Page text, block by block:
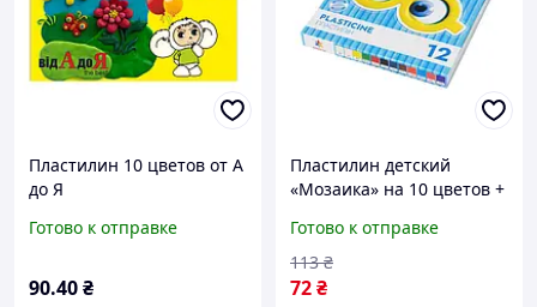
Пластилин 10 цветов от А
до Я
Готово к отправке
90.40₴
Пластилин детский
«Мозаика» на 10 цветов +
Готово к отправке
72₴
113 ₴